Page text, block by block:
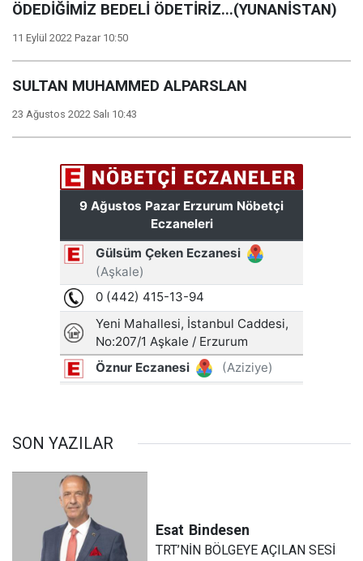
ÖDEDİĞİMİZ BEDELİ ÖDETİRİZ...(YUNANİSTAN)
11 Eylül 2022 Pazar 10:50
SULTAN MUHAMMED ALPARSLAN
23 Ağustos 2022 Salı 10:43
SON YAZILAR
Esat Bindesen
TRT’NİN BÖLGEYE AÇILAN SESİ